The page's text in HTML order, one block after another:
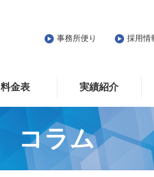
事務所便り 採用情
料金表 実績紹介
コラム